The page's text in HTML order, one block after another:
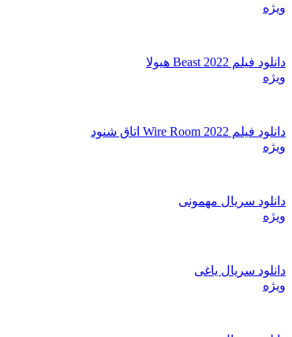
ویژه
دانلود فیلم Beast 2022 هیولا
ویژه
دانلود فیلم Wire Room 2022 اتاق شنود
ویژه
دانلود سریال مهمونی
ویژه
دانلود سریال یاغی
ویژه